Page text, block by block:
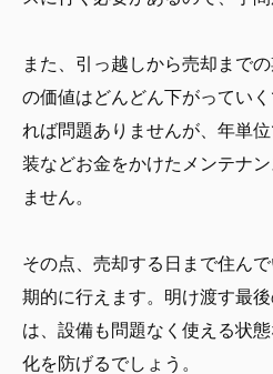
また、引っ越しから売却まで
の価値はどんどん下がってい
れば問題ありませんが、年単
装などお金をかけたメンテナ
ません。
その点、売却する日まで住ん
期的に行えます。明け渡す最
は、設備も問題なく使える状
化を防げるでしょう。